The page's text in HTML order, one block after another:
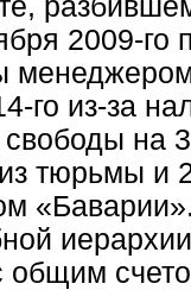
2009-го
го из-за
на
тюрьмы и
общим